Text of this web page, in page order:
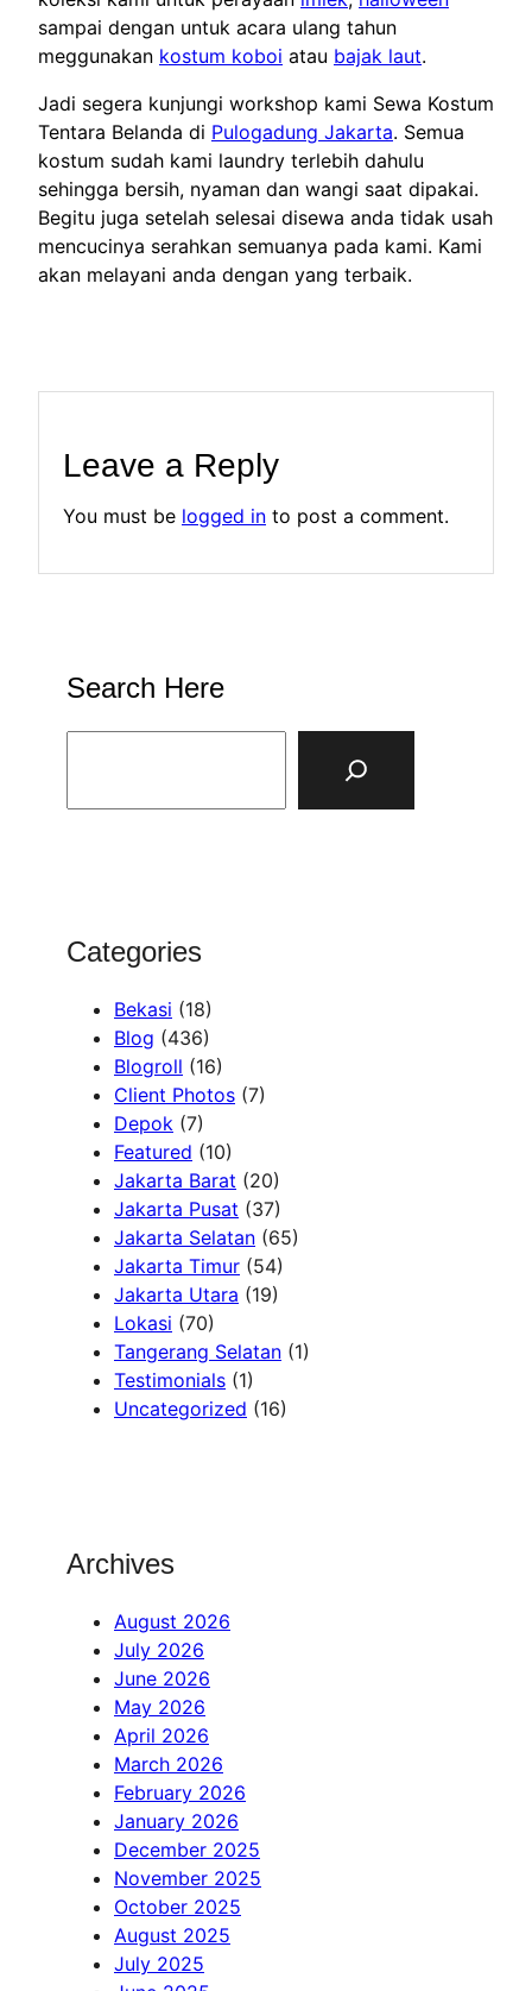
sampai dengan untuk acara ulang tahun
meggunakan kostum koboi atau bajak laut.
Jadi segera kunjungi workshop kami Sewa Kostum
Tentara Belanda di Pulogadung Jakarta. Semua
kostum sudah kami laundry terlebih dahulu
sehingga bersih, nyaman dan wangi saat dipakai.
Begitu juga setelah selesai disewa anda tidak usah
mencucinya serahkan semuanya pada kami. Kami
akan melayani anda dengan yang terbaik.
Leave a Reply
You must be logged in to post a comment.
Search Here
Categories
Bekasi (18)
Blog (436)
Blogroll (16)
Client Photos (7)
Depok (7)
Featured (10)
Jakarta Barat (20)
Jakarta Pusat (37)
Jakarta Selatan (65)
Jakarta Timur (54)
Jakarta Utara (19)
Lokasi (70)
Tangerang Selatan (1)
Testimonials (1)
Uncategorized (16)
Archives
August 2026
July 2026
June 2026
May 2026
April 2026
March 2026
February 2026
January 2026
December 2025
November 2025
October 2025
August 2025
July 2025